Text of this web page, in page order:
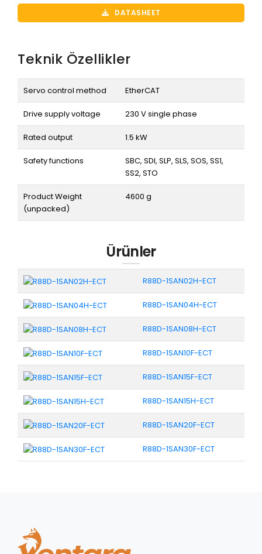
DATASHEET
Teknik Özellikler
Servo control method EtherCAT
Drive supply voltage 230 V single phase
Rated output 1.5 kW
Safety functions
SBC, SDI, SLP, SLS, SOS, SS1,
SS2, STO
Product Weight
(unpacked)
4600 g
Ürünler
R88D-1SAN02H-ECT
R88D-1SAN04H-ECT
R88D-1SAN08H-ECT
R88D-1SAN10F-ECT
R88D-1SAN15F-ECT
R88D-1SAN15H-ECT
R88D-1SAN20F-ECT
R88D-1SAN30F-ECT